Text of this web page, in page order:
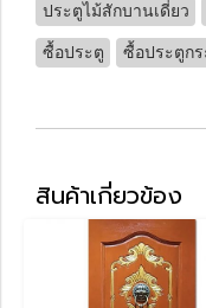
ประตูไม้สักบานเดี่ยว
ซื้อประตู ซื้อประตูกร
สินค้าเกี่ยวข้อง